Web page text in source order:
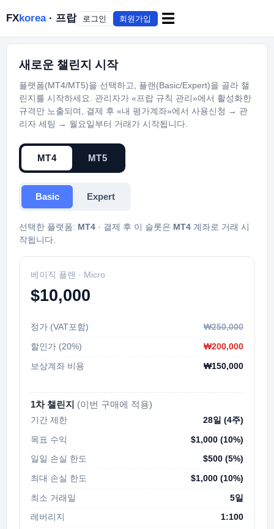
FXkorea· 프랍 로그인 회원가입 ☰
새로운 챌린지 시작
플랫폼(MT4/MT5)을 선택하고, 플랜(Basic/Expert)을 골라 챌
린지를 시작하세요. 관리자가 «프랍 규칙 관리»에서 활성화한
규격만 노출되며, 결제 후 «내 평가계좌»에서 사용신청 → 관
리자 세팅 → 월요일부터 거래가 시작됩니다.
MT4 MT5
Basic Expert
선택한 플랫폼: MT4 · 결제 후 이 슬롯은 MT4 계좌로 거래 시
작됩니다.
베이직 플랜 · Micro
$10,000
정가 (VAT포함)
₩250,000
할인가 (20%)
₩200,000
보상계좌 비용
₩150,000
1차 챌린지 (이번 구매에 적용)
기간 제한
28일 (4주)
목표 수익
$1,000 (10%)
일일 손실 한도
$500 (5%)
최대 손실 한도
$1,000 (10%)
최소 거래일
5일
레버리지
1:100